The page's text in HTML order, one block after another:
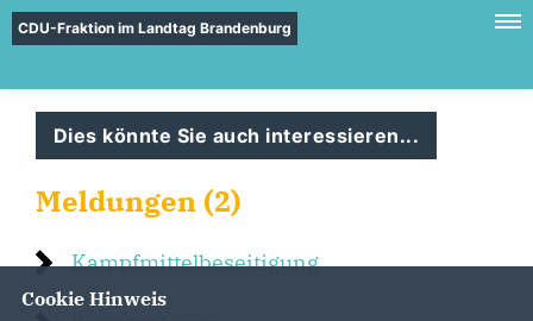
CDU-Fraktion im Landtag Brandenburg
Dies könnte Sie auch interessieren...
Meldungen (2)
Kampfmittelbeseitigung
Cookie Hinweis